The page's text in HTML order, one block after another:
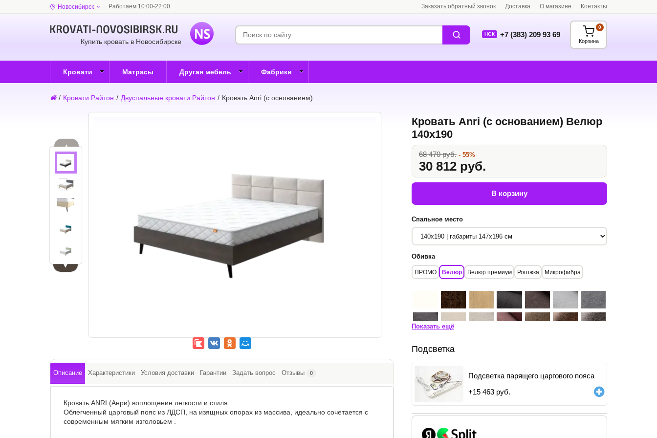
Новосибирск Работаем 10:00-22:00 Заказать обратный звонок Доставка О магазине Контакты
Купить кровать в Новосибирске
НСК +7 (383) 209 93 69
Корзина
0
Кровати Матрасы Другая мебель Фабрики
/ Кровати Райтон / Двуспальные кровати Райтон / Кровать Anri (с основанием)
▲
▼
Кровать Anri (с основанием) Велюр
140x190
68 470 руб. - 55%
30 812 руб.
В корзину
Спальное место
Обивка
ПРОМО Велюр Велюр премиум Рогожка Микрофибра
Показать ещё
Подсветка
Подсветка парящего царгового пояса
+15 463 руб.
Описание Характеристики Условия доставки Гарантии Задать вопрос Отзывы 0
Кровать ANRI (Анри) воплощение легкости и стиля.
Облегченный царговый пояс из ЛДСП, на изящных опорах из массива, идеально сочетается с
современным мягким изголовьем .